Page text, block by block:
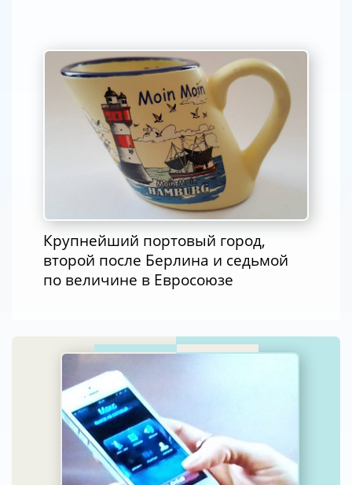
Крупнейший портовый город,
второй после Берлина и седьмой
по величине в Евросоюзе